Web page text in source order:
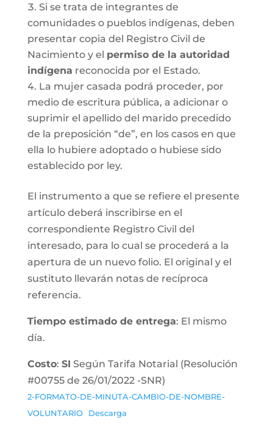
Si se trata de integrantes de
comunidades o pueblos indígenas, deben
presentar copia del Registro Civil de
Nacimiento y el permiso de la autoridad
indígena reconocida por el Estado.
La mujer casada podrá proceder, por
medio de escritura pública, a adicionar o
suprimir el apellido del marido precedido
de la preposición “de”, en los casos en que
ella lo hubiere adoptado o hubiese sido
establecido por ley.
El instrumento a que se refiere el presente
artículo deberá inscribirse en el
correspondiente Registro Civil del
interesado, para lo cual se procederá a la
apertura de un nuevo folio. El original y el
sustituto llevarán notas de recíproca
referencia.
Tiempo estimado de entrega: El mismo
día.
Costo: SI Según Tarifa Notarial (Resolución
#00755 de 26/01/2022 -SNR)
2-FORMATO-DE-MINUTA-CAMBIO-DE-NOMBRE-
VOLUNTARIO
Descarga